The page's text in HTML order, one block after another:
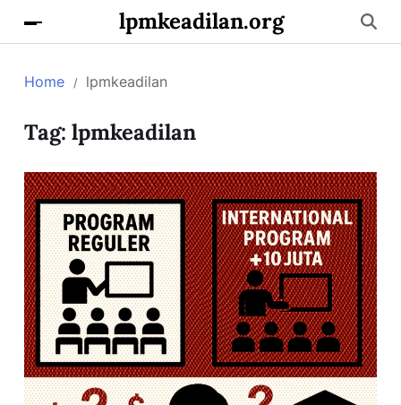
lpmkeadilan.org
Home lpmkeadilan
Tag: lpmkeadilan